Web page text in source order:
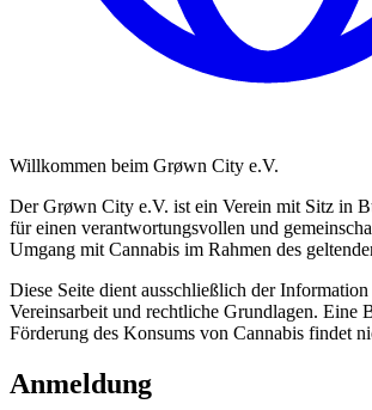
Willkommen beim Grøwn City e.V.
Der Grøwn City e.V. ist ein Verein mit Sitz in
für einen verantwortungsvollen und
Umgang mit Cannabis im Rahmen des
Diese Seite dient ausschließlich der Information
Vereinsarbeit und rechtliche Grundlagen. Eine
Förderung des Konsums von Cannabis findet
Anmeldung